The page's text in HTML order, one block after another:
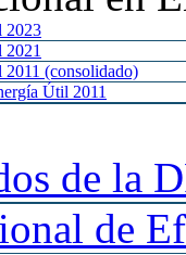
2023
2021
(consolidado)
Útil 2011
de la
de